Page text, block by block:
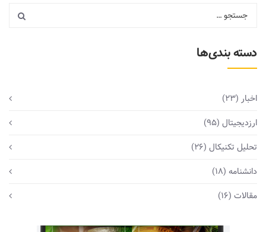
دسته بندی‌ها
اخبار (23)
ارزدیجیتال (95)
تحلیل تکنیکال (26)
دانشنامه (18)
مقالات (16)